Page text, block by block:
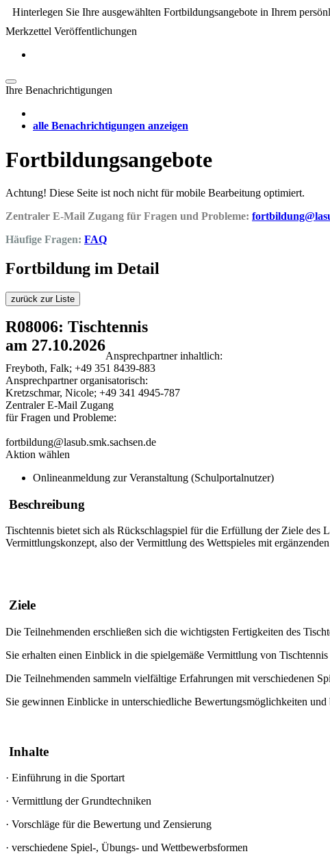
Hinterlegen Sie Ihre ausgewählten Fortbildungsangebote in Ihrem
Merkzettel Veröffentlichungen
Ihre Benachrichtigungen
alle Benachrichtigungen anzeigen
Fortbildungsangebote
Achtung! Diese Seite ist noch nicht für mobile Bearbeitung optimiert.
Zentraler E-Mail Zugang für Fragen und Probleme:
Häufige Fragen: FAQ
Fortbildung im Detail
zurück zur Liste
R08006: Tischtennis
am 27.10.2026
Ansprechpartner inhaltlich:
Freyboth, Falk; +49 351 8439-883
Ansprechpartner organisatorisch:
Kretzschmar, Nicole; +49 341 4945-787
Zentraler E-Mail Zugang
für Fragen und Probleme:
fortbildung@lasub.smk.sachsen.de
Aktion wählen
Onlineanmeldung zur Veranstaltung (Schulportalnutzer)
Beschreibung
Tischtennis bietet sich als Rückschlagspiel für die Erfüllung der Ziele des
Vermittlungskonzept, also der Vermittlung des Wettspieles mit
Ziele
Die Teilnehmenden erschließen sich die wichtigsten Fertigkeiten des
Sie erhalten einen Einblick in die spielgemäße Vermittlung von
Die Teilnehmenden sammeln vielfältige Erfahrungen mit verschiedenen
Sie gewinnen Einblicke in unterschiedliche Bewertungsmöglichkeiten
Inhalte
· Einführung in die Sportart
· Vermittlung der Grundtechniken
· Vorschläge für die Bewertung und Zensierung
· verschiedene Spiel-, Übungs- und Wettbewerbsformen